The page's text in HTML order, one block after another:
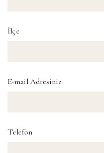
İlçe
E-mail Adresiniz
Telefon